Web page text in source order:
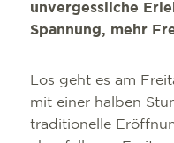
unvergessliche
Spannung, mehr
Los geht es am
mit einer halben
traditionelle